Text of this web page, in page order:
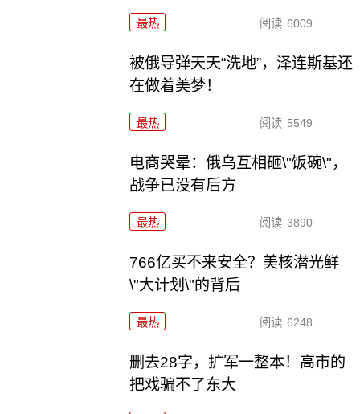
最热 阅读 6009
被俄导弹天天“洗地”，泽连斯基还
在做着美梦！
最热 阅读 5549
电商哭晕：俄乌互相砸\"饭碗\"，
战争已没有后方
最热 阅读 3890
766亿买不来安全？美核潜光鲜
\"大计划\"的背后
最热 阅读 6248
删去28字，扩军一整本！高市的
把戏骗不了东大